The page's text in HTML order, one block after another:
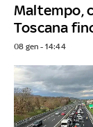
Maltempo,
Toscana
08 gen - 14:44